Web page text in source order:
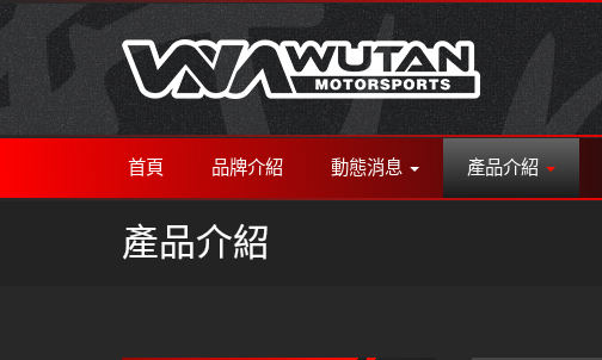
首頁 品牌介紹 動態消息 產品介紹
產品介紹